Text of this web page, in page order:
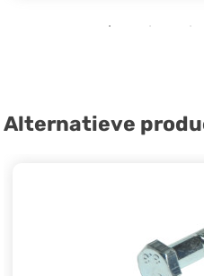
Alternatieve